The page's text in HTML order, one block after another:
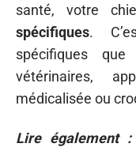
santé, votre
spécifiques.
spécifiques
vétérinaires,
médicalisée ou
Lire également :